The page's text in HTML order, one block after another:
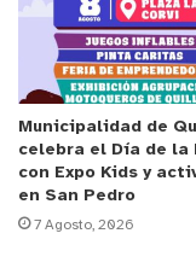
La Unidad de
Municipalidad de
limpieza y retiro
afectado. Se ha
Dirección de
Municipalidad de
celebra el Día de la
con Expo Kids y
en San Pedro
7 Agosto, 2026